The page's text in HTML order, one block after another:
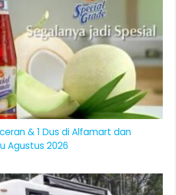
& 1 Dus di Alfamart dan
Agustus 2026